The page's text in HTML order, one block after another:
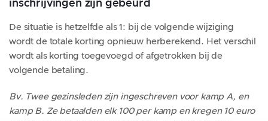
inschrijvingen zijn gebeurd
De situatie is hetzelfde als 1: bij de volgende wijziging
wordt de totale korting opnieuw herberekend. Het verschil
wordt als korting toegevoegd of afgetrokken bij de
volgende betaling.
Bv. Twee gezinsleden zijn ingeschreven voor kamp A, en
kamp B. Ze betaalden elk 100 per kamp en kregen 10 euro